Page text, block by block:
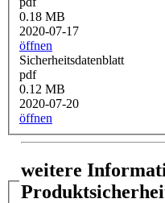
0.18 MB
2020-07-17
öffnen
Sicherheitsdatenblatt
pdf
0.12 MB
2020-07-20
öffnen
weitere